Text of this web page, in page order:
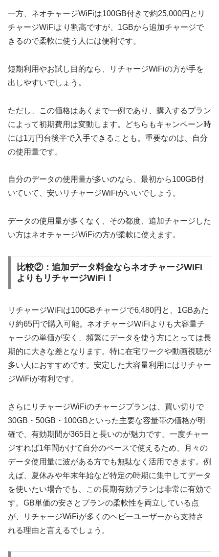
一方、ネオチャージWiFiは100GB付きで約25,000円とリ
チャージWiFiより割高ですが、1GBから追加チャージで
きるので柔軟に使う人には便利です。
短期利用やお試し目的なら、リチャージWiFiの方が手を
出しやすいでしょう。
ただし、この価格はあくまで一例であり、購入するプラン
によって初期費用は変動します。どちらもキャンペーン時
には1万円台後半で入手できることも。重要なのは、自分
の使用量です。
自分のデータの使用量が多いのなら、最初から100GB付
いていて、安いリチャージWiFiがいいでしょう。
データの使用量が多くなく、その都度、追加チャージした
い方はネオチャージWiFiの方が柔軟に使えます。
比較②：追加データ料金ならネオチャージWiFi
よりもリチャージWiFi！
リチャージWiFiは100GBチャージで6,480円と、1GBあた
り約65円で購入可能。ネオチャージWiFiよりも大容量チ
ャージの単価が安く、頻繁にデータを使う方にとっては長
期的に大きな差となります。特に在宅ワークや動画視聴が
多い人におすすめです。安定した大容量利用にはリチャー
ジWiFiが有利です。
さらにリチャージWiFiのチャージプランは、買い切りで
30GB・50GB・100GBといった主要な容量帯の価格が明
確で、有効期間が365日と長いのが魅力です。一度チャー
ジすれば1年間かけて自分のペースで使えるため、月々の
データ使用量に波がある方でも無駄なく活用できます。例
えば、夏休みや年末年始など特定の時期に集中してデータ
を使いたい場合でも、この長期有効プランは非常に有効で
す。GB単価の安さとプランの柔軟性を両立している点
が、リチャージWiFiが多くのヘビーユーザーから支持さ
れる理由と言えるでしょう。